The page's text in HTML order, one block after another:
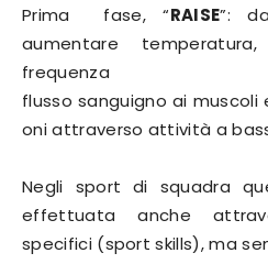
Prima fase, “RAISE”:
aumentare
frequenza
flusso sanguigno ai
oni attraverso attività a
Negli sport di squadra
effettuata anche
specifici (sport skills), ma